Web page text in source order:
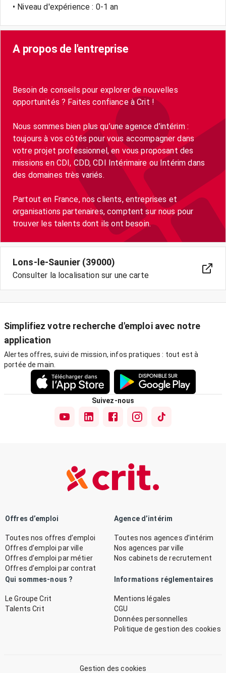
• Niveau d'expérience : 0-1 an
A propos de l'entreprise
Besoin de conseils pour explorer de nouvelles
opportunités ? Faites confiance à Crit !
Nous sommes bien plus qu’une agence d’intérim :
toujours à vos côtés pour vous accompagner dans
votre projet professionnel, en vous proposant des
missions en CDI, CDD, CDI Intérimaire ou Intérim dans
des domaines très variés.
Partout en France, nos clients, entreprises et
organisations partenaires, comptent sur nous pour
trouver les talents dont ils ont besoin.
Lons-le-Saunier (39000)
Consulter la localisation sur une carte
Simplifiez votre recherche d'emploi avec notre
application
Alertes offres, suivi de mission, infos pratiques : tout est à
portée de main.
Suivez-nous
Offres d’emploi
Toutes nos offres d’emploi
Offres d’emploi par ville
Offres d’emploi par métier
Offres d’emploi par contrat
Agence d’intérim
Toutes nos agences d’intérim
Nos agences par ville
Nos cabinets de recrutement
Qui sommes-nous ?
Le Groupe Crit
Talents Crit
Informations réglementaires
Mentions légales
CGU
Données personnelles
Politique de gestion des cookies
Gestion des cookies